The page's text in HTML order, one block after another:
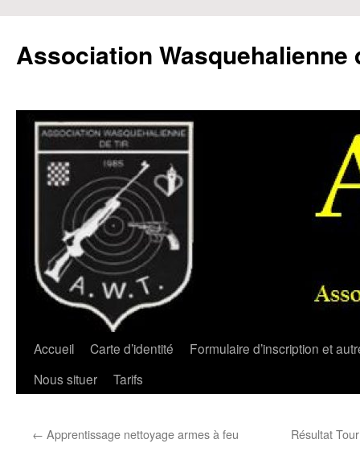
contenu
Association Wasquehalienne
Accueil Carte d’identité
Formulaire d’inscription et
Nous situer
Tarifs
← Apprentissage nettoyage armes à feu Résultat